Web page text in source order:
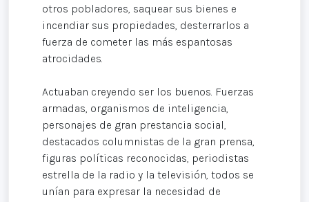
otros pobladores, saquear sus bienes e
incendiar sus propiedades, desterrarlos a
fuerza de cometer las más espantosas
atrocidades.
Actuaban creyendo ser los buenos. Fuerzas
armadas, organismos de inteligencia,
personajes de gran prestancia social,
destacados columnistas de la gran prensa,
figuras políticas reconocidas, periodistas
estrella de la radio y la televisión, todos se
unían para expresar la necesidad de